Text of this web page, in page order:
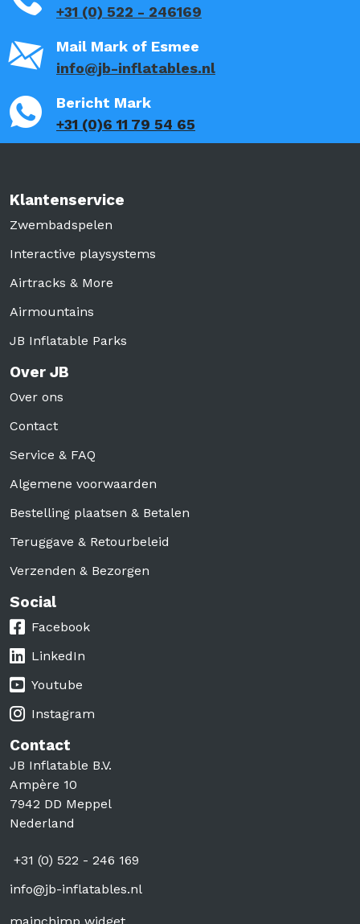
+31 (0) 522 - 246169
Mail Mark of Esmee
info@jb-inflatables.nl
Bericht Mark
+31 (0)6 11 79 54 65
Klantenservice
Zwembadspelen
Interactive playsystems
Airtracks & More
Airmountains
JB Inflatable Parks
Over JB
Over ons
Contact
Service & FAQ
Algemene voorwaarden
Bestelling plaatsen & Betalen
Teruggave & Retourbeleid
Verzenden & Bezorgen
Social
Social
Facebook
LinkedIn
Youtube
Instagram
Contact
JB Inflatable B.V.
Ampère 10
7942 DD Meppel
Nederland
+31 (0) 522 - 246 169
info@jb-inflatables.nl